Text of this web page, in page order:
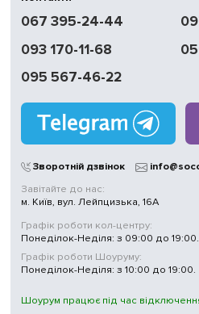
067 395-24-44
093 170-11-68
095 567-46-22
Зворотній дзвінок
Завітайте до нас:
м. Київ, вул. Лейпцизька, 16А
Графік роботи кол-центру:
Понеділок-Неділя: з 09:00 до 19:00.
Графік роботи Шоуруму:
Понеділок-Неділя: з 10:00 до 19:00.
Шоурум працює під час